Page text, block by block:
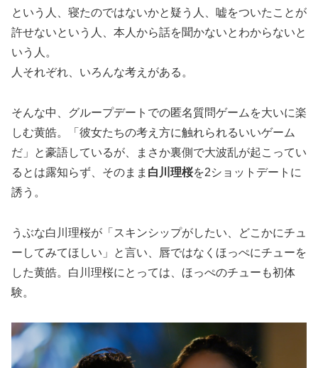
という人、寝たのではないかと疑う人、嘘をついたことが
許せないという人、本人から話を聞かないとわからないと
いう人。
人それぞれ、いろんな考えがある。
そんな中、グループデートでの匿名質問ゲームを大いに楽
しむ黄皓。「彼女たちの考え方に触れられるいいゲーム
だ」と豪語しているが、まさか裏側で大波乱が起こってい
るとは露知らず、そのまま 白川理桜を2ショットデートに
誘う。
うぶな白川理桜が「スキンシップがしたい、どこかにチュ
ーしてみてほしい」と言い、唇ではなくほっぺにチューを
した黄皓。白川理桜にとっては、ほっぺのチューも初体
験。